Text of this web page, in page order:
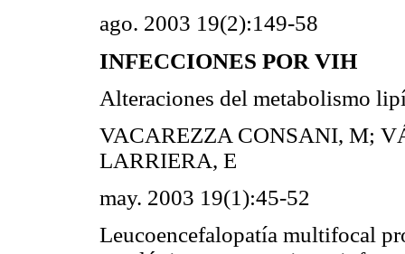
ago. 2003 19(2):149-58
INFECCIONES POR VIH
Alteraciones del metabolismo
VACAREZZA CONSANI, M;
LARRIERA, E
may. 2003 19(1):45-52
Leucoencefalopatía multifocal